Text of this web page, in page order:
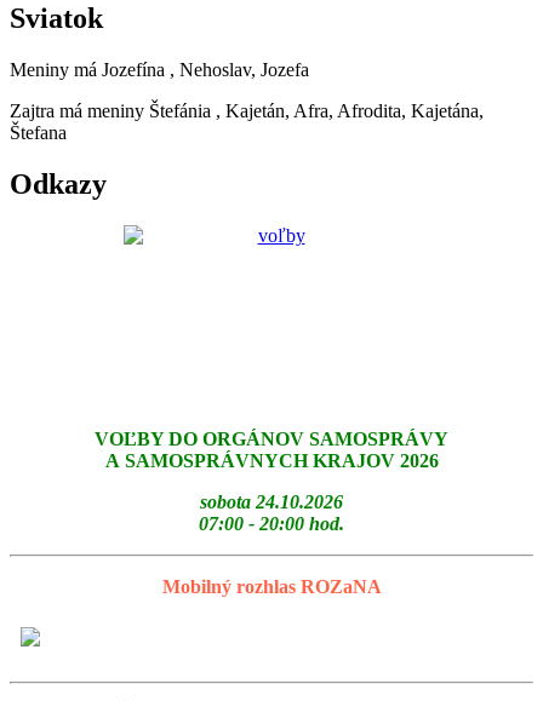
Sviatok
Meniny má Jozefína , Nehoslav, Jozefa
Zajtra má meniny Štefánia , Kajetán, Afra, Afrodita, Kajetána,
Štefana
Odkazy
VOĽBY DO ORGÁNOV SAMOSPRÁVY
A SAMOSPRÁVNYCH KRAJOV 2026
sobota 24.10.2026
07:00 - 20:00 hod.
Mobilný rozhlas ROZaNA